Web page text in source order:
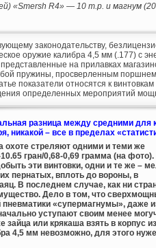
«Smersh R4» — 10 т.р. и магнум
законодательству,
оружие калибра 4,5 мм (.177) с
на прилавках
пружины, просверленным
показатели относятся к
определенных мероприятий
разница между средними
никакой – все в пределах
охоте стреляют одними и теми же
гран/0,68-0,69 грамма (на
эти винтовки, одни и те же –
пернатых, вплоть до вороны, в
В последнем случае, как ни
Дело в том, что
«супермагнумы», даже
уступают своим менее
зайца или крякаша взять в корпус из
4,5 мм невозможно, для этого